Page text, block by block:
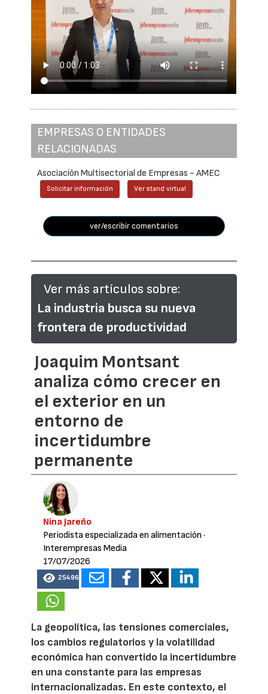
EMPRESAS O ENTIDADES
RELACIONADAS
Asociación Multisectorial de Empresas - AMEC
Solicitar información Ver stand virtual
ver/escribir comentarios
Ver más artículos sobre:
La industria busca su nueva
frontera de productividad
Joaquim Montsant
analiza cómo crecer en
el exterior en un
entorno de
incertidumbre
permanente
Nina Jareño
Periodista especializada en alimentación ·
Interempresas Media
17/07/2026
25496
La geopolítica, las tensiones comerciales,
los cambios regulatorios y la volatilidad
económica han convertido la incertidumbre
en una constante para las empresas
internacionalizadas. En este contexto, el